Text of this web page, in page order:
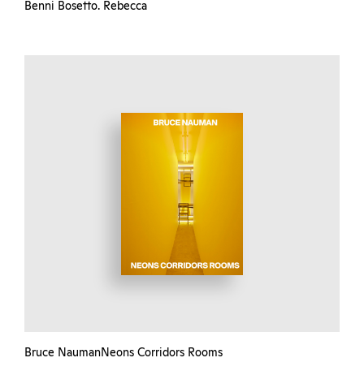
Benni Bosetto. Rebecca
Bruce NaumanNeons Corridors Rooms